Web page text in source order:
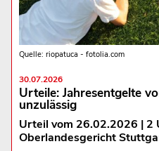
Quelle: riopatuca - fotolia.com
30.07.2026
Urteile: Jahresentgelte
unzulässig
Urteil vom 26.02.2026 | 2
Oberlandesgericht